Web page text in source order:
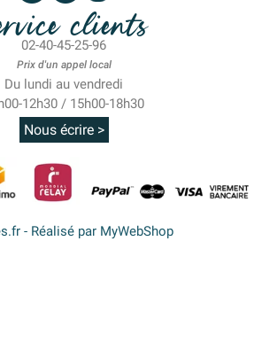
clients
02-40-45-25-96
Prix d'un appel local
Du lundi au vendredi
12h30 / 15h00-18h30
Nous écrire >
- Réalisé par MyWebShop